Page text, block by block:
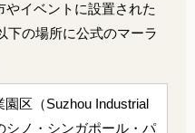
イベントに設置された
下の場所に公式のマーラ
園区（Suzhou Industrial
シノ・シンガポール・パ